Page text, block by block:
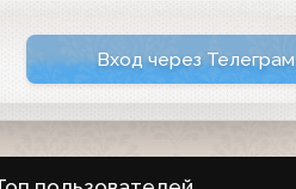
Вход через Телеграм